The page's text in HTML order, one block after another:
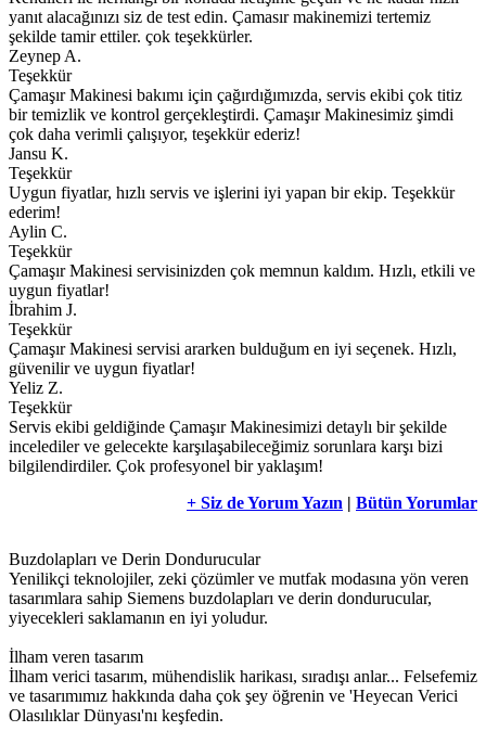
yanıt alacağınızı siz de test edin. Çamasır makinemizi tertemiz
şekilde tamir ettiler. çok teşekkürler.
Zeynep A.
Teşekkür
Çamaşır Makinesi bakımı için çağırdığımızda, servis ekibi çok titiz
bir temizlik ve kontrol gerçekleştirdi. Çamaşır Makinesimiz şimdi
çok daha verimli çalışıyor, teşekkür ederiz!
Jansu K.
Teşekkür
Uygun fiyatlar, hızlı servis ve işlerini iyi yapan bir ekip. Teşekkür
ederim!
Aylin C.
Teşekkür
Çamaşır Makinesi servisinizden çok memnun kaldım. Hızlı, etkili ve
uygun fiyatlar!
İbrahim J.
Teşekkür
Çamaşır Makinesi servisi ararken bulduğum en iyi seçenek. Hızlı,
güvenilir ve uygun fiyatlar!
Yeliz Z.
Teşekkür
Servis ekibi geldiğinde Çamaşır Makinesimizi detaylı bir şekilde
incelediler ve gelecekte karşılaşabileceğimiz sorunlara karşı bizi
bilgilendirdiler. Çok profesyonel bir yaklaşım!
+ Siz de Yorum Yazın | Bütün Yorumlar
Buzdolapları ve Derin Dondurucular
Yenilikçi teknolojiler, zeki çözümler ve mutfak modasına yön veren
tasarımlara sahip Siemens buzdolapları ve derin dondurucular,
yiyecekleri saklamanın en iyi yoludur.
İlham veren tasarım
İlham verici tasarım, mühendislik harikası, sıradışı anlar... Felsefemiz
ve tasarımımız hakkında daha çok şey öğrenin ve 'Heyecan Verici
Olasılıklar Dünyası'nı keşfedin.